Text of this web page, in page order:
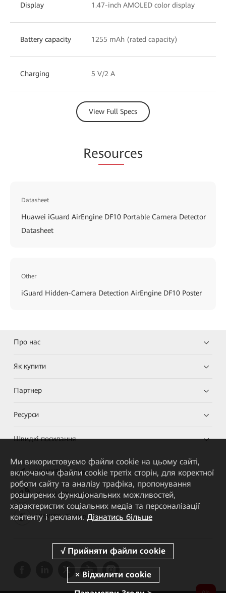
Display 1.47-inch AMOLED color display
Battery capacity 1255 mAh (rated capacity)
Charging 5 V/2 A
View Full Specs
Resources
Datasheet
Huawei iGuard AirEngine DF10 Portable Camera Detector
Datasheet
Other
iGuard Hidden-Camera Detection AirEngine DF10 Poster
Про нас
Як купити
Партнер
Ресурси
Швидкі посилання
HUAWEI eKit App
Huawei HiKnow App
HUAWEI eFly App
Ми використовуємо файли cookie на цьому сайті,
включаючи файли cookie третіх сторін, для коректної
роботи сайту та аналізу трафіка, пропонування
розширених функціональних можливостей,
характеристик соціальних медіа та персоналізації
контенту і реклами. Дізнатись більше